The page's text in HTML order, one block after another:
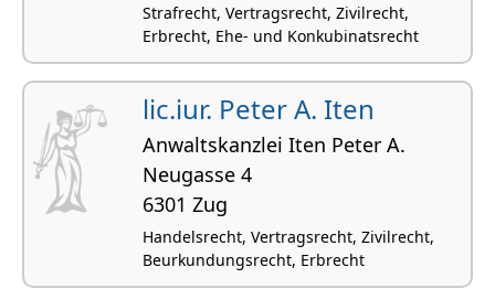
Strafrecht, Vertragsrecht, Zivilrecht,
Erbrecht, Ehe- und Konkubinatsrecht
lic.iur. Peter A. Iten
Anwaltskanzlei Iten Peter A.
Neugasse 4
6301 Zug
Handelsrecht, Vertragsrecht, Zivilrecht,
Beurkundungsrecht, Erbrecht